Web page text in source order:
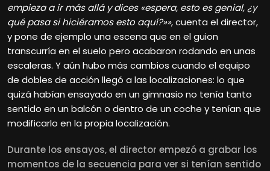
empieza a ir más allá y dices «espera, esto es genial, ¿y
qué pasa si hiciéramos esto aquí?»», cuenta el director,
y pone de ejemplo una escena que en el guion
transcurría en el suelo pero acabaron rodando en unas
escaleras. Y aún hubo más cambios cuando el equipo
de dobles de acción llegó a las localizaciones: lo que
quizá habían ensayado en un gimnasio no tenía tanto
sentido en un balcón o dentro de un coche y tenían que
modificarlo en la propia localización.
Durante los ensayos, el director empezó a grabar los
momentos de la secuencia para ver si tenían sentido